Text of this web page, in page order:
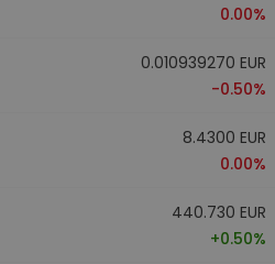
0.00%
0.010939270 EUR
-0.50%
8.4300 EUR
0.00%
440.730 EUR
+0.50%